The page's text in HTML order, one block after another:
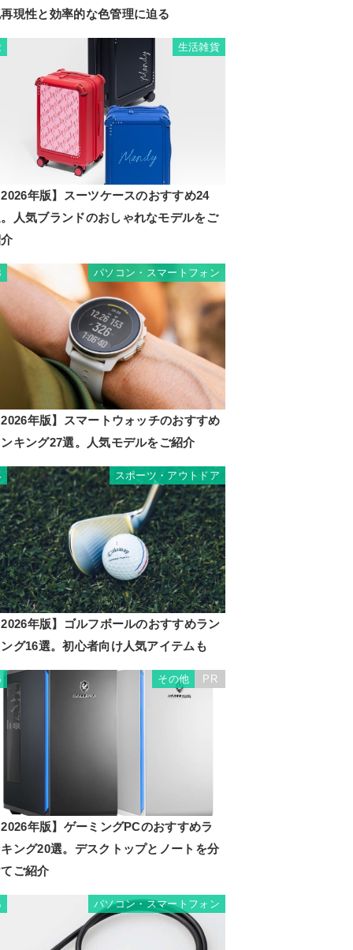
現性と効率的な色管理に迫る
生活雑貨
年版】スーツケースのおすすめ24
人気ブランドのおしゃれなモデルをご
パソコン・スマートフォン
年版】スマートウォッチのおすすめ
キング27選。人気モデルをご紹介
スポーツ・アウトドア
年版】ゴルフボールのおすすめラン
グ16選。初心者向け人気アイテムも
その他 PR
年版】ゲーミングPCのおすすめラ
ング20選。デスクトップとノートを分
ご紹介
パソコン・スマートフォン